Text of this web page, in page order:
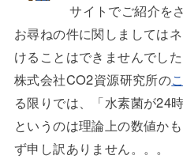
サイトでご紹介を
お尋ねの件に関しましては
けることはできませんでし
株式会社CO2資源研究所の
る限りでは、「水素菌が24
というのは理論上の数値か
ず申し訳ありません。。。